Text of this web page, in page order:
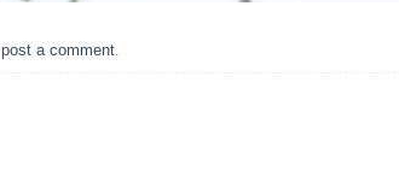
post a comment.